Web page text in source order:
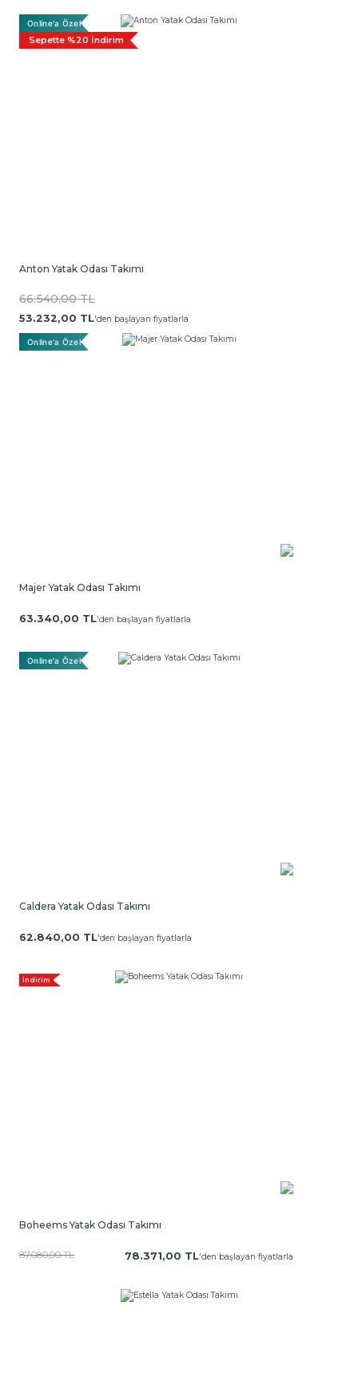
Online'a Özel
Sepette %20 İndirim
Anton Yatak Odası Takımı
66.540,00 TL
53.232,00 TL'den başlayan fiyatlarla
Online'a Özel
Majer Yatak Odası Takımı
63.340,00 TL'den başlayan fiyatlarla
Online'a Özel
Caldera Yatak Odası Takımı
62.840,00 TL'den başlayan fiyatlarla
İndirim
Boheems Yatak Odası Takımı
87.080,00 TL 78.371,00 TL'den başlayan fiyatlarla